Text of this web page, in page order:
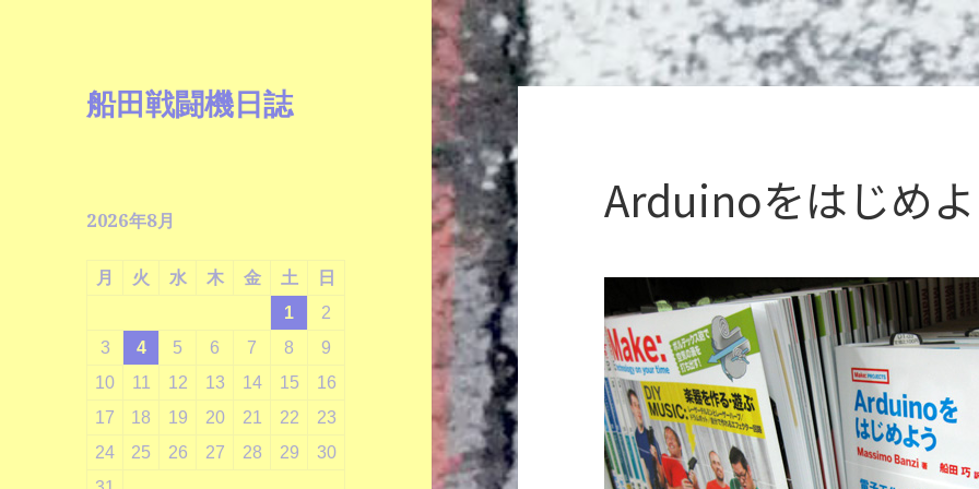
船田戦闘機日誌
2026年8月
月 火 水 木 金 土
日
1
2
3
4 5 6 7 8
9
10
11 12 13 14 15
16
17
18 19 20 21 22
23
24
25 26 27 28 29
30
Arduinoをはじめ